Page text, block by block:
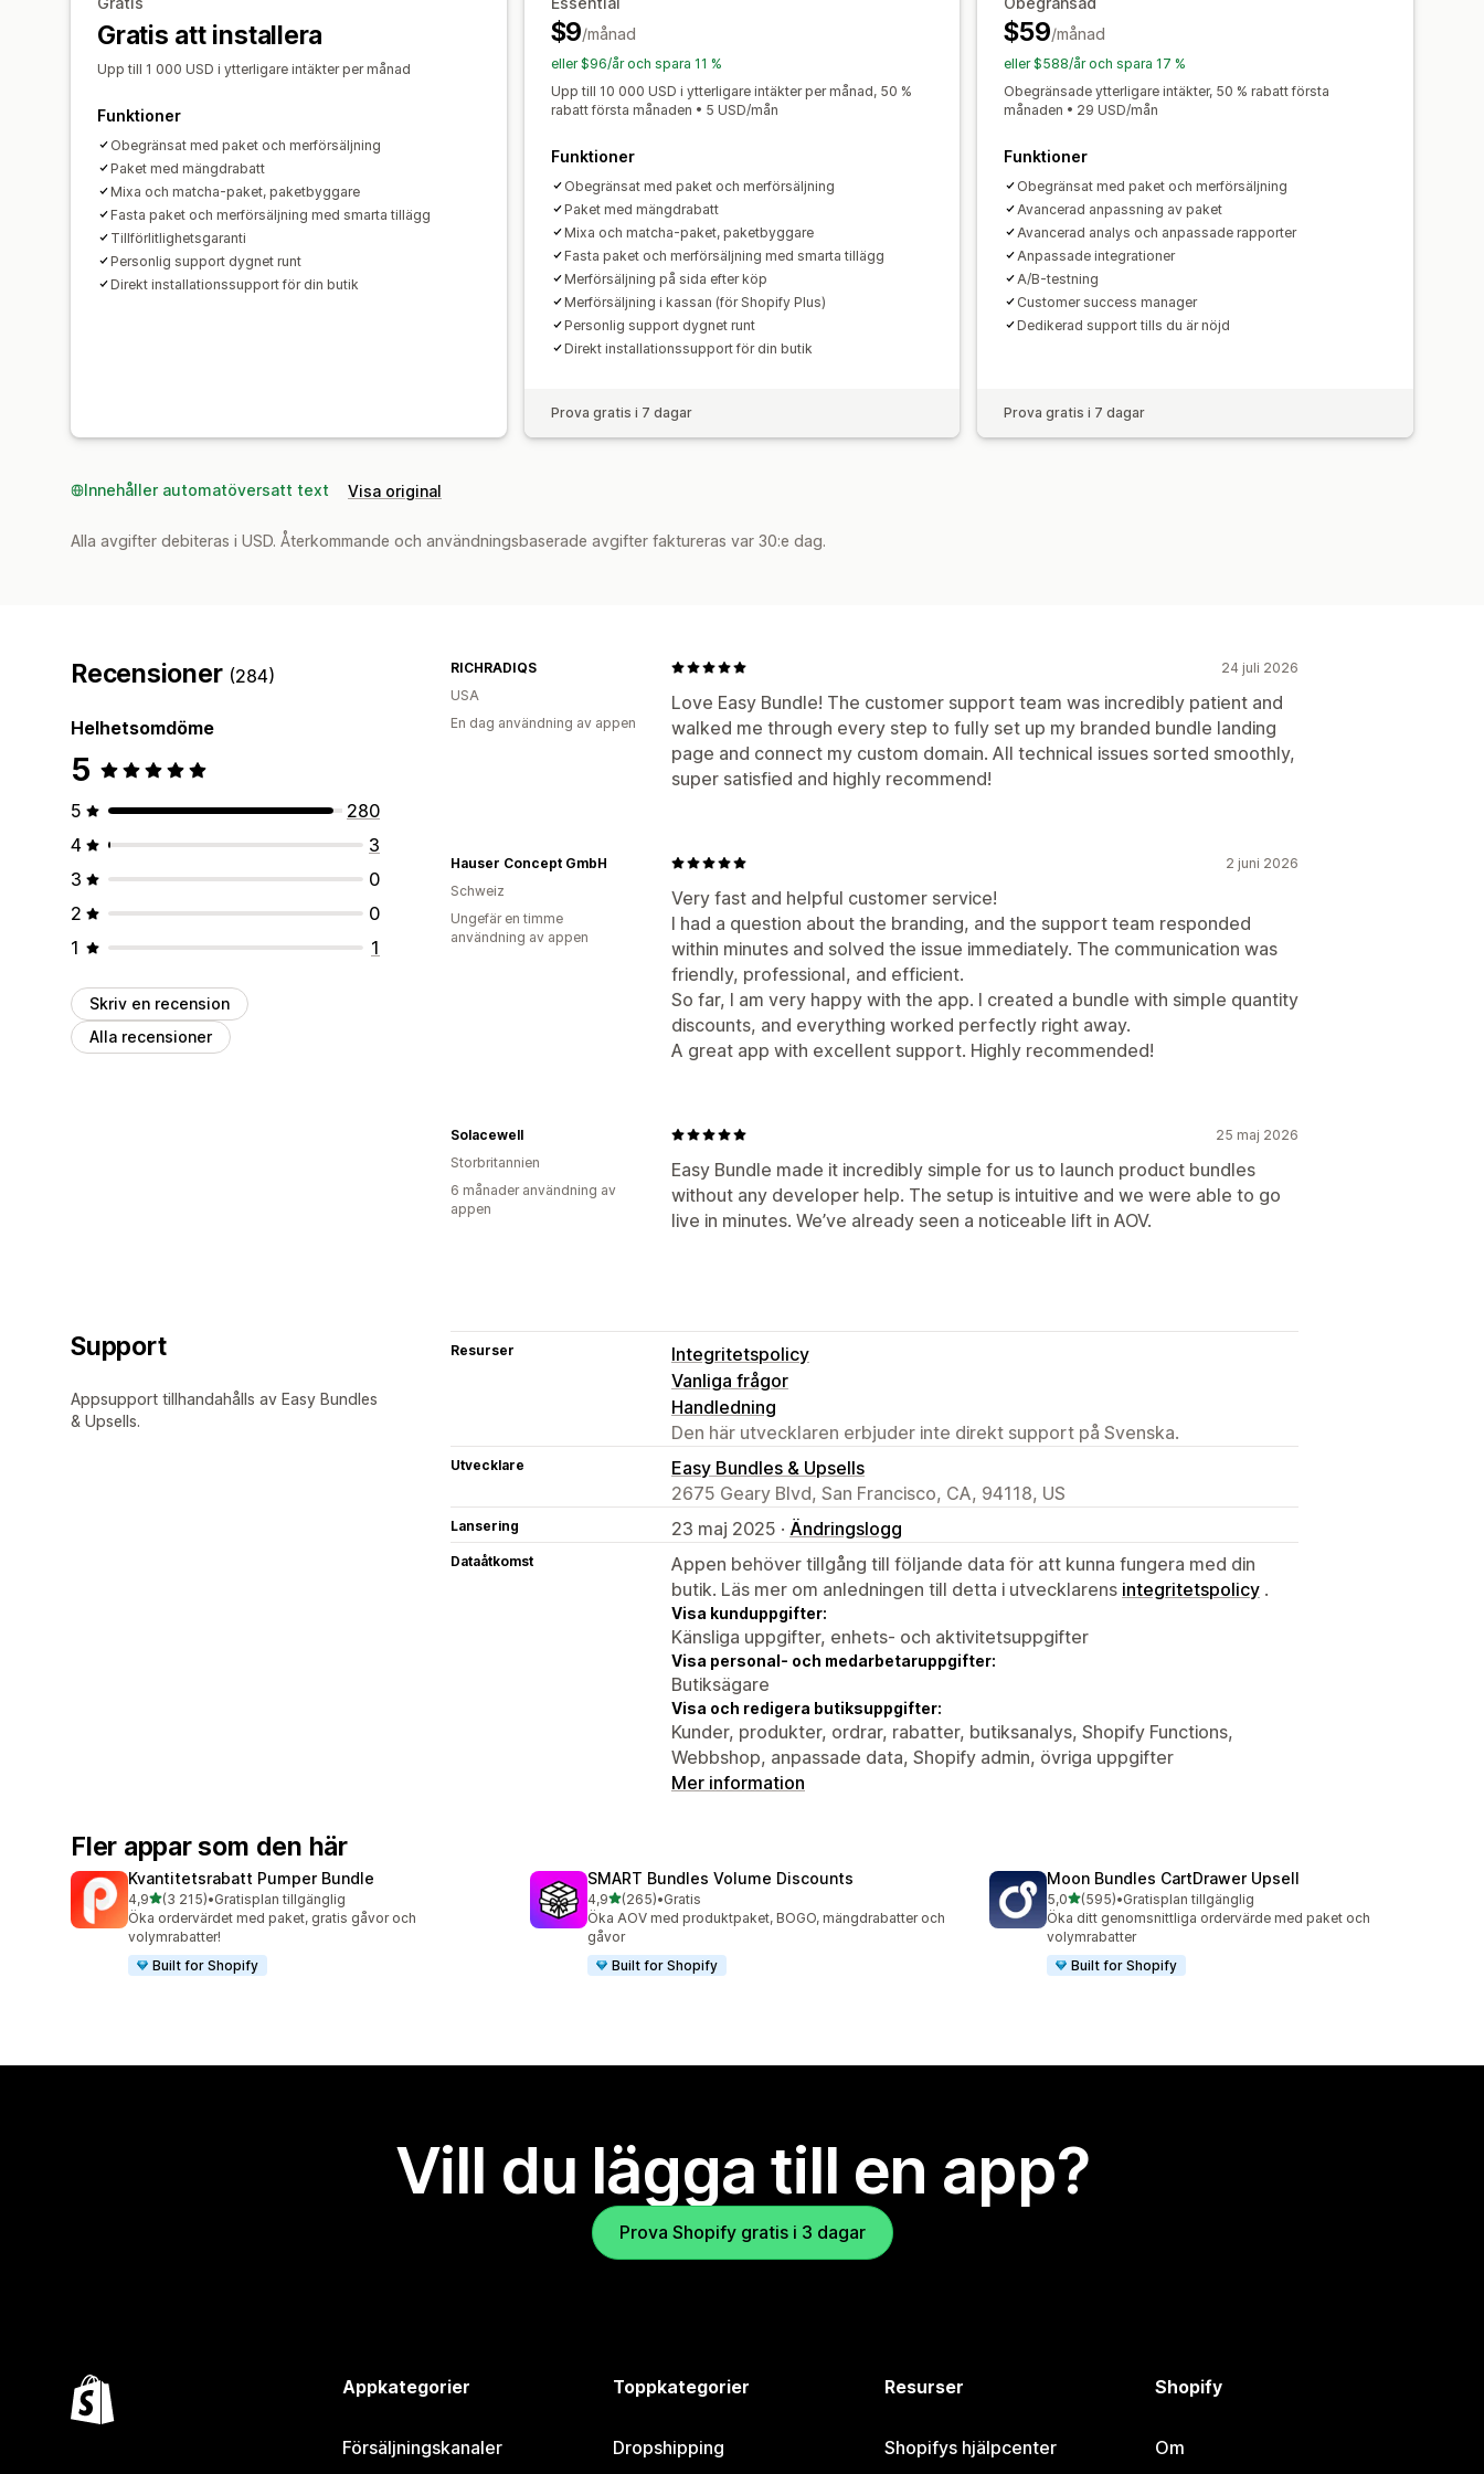
Procentuella rabatter
Köp två, betala för en
Prenumerationer
Prissättning för bulkorder Grossistpriser
Dynamisk prissättning Anpassad prissättning
Mallar
Lokalisering Kampanjer Utlösare och regler
Automatiseringar Spårning Rapportering Analysverktyg A/B-testning
Gratis att installera
Upp till 1 000 USD i ytterligare intäkter per månad
Funktioner
Obegränsat med paket och merförsäljning
Paket med mängdrabatt
Mixa och matcha-paket, paketbyggare
Fasta paket och merförsäljning med smarta tillägg
Tillförlitlighetsgaranti
Personlig support dygnet runt
Direkt installationssupport för din butik
$9/månad
eller $96/år och spara 11 %
Upp till 10 000 USD i ytterligare intäkter per månad, 50 %
rabatt första månaden • 5 USD/mån
Funktioner
Obegränsat med paket och merförsäljning
Paket med mängdrabatt
Mixa och matcha-paket, paketbyggare
Fasta paket och merförsäljning med smarta tillägg
Merförsäljning på sida efter köp
Merförsäljning i kassan (för Shopify Plus)
Personlig support dygnet runt
Direkt installationssupport för din butik
Prova gratis i 7 dagar
$59/månad
eller $588/år och spara 17 %
Obegränsade ytterligare intäkter, 50 % rabatt första
månaden • 29 USD/mån
Funktioner
Obegränsat med paket och merförsäljning
Avancerad anpassning av paket
Avancerad analys och anpassade rapporter
Anpassade integrationer
A/B-testning
Customer success manager
Dedikerad support tills du är nöjd
Prova gratis i 7 dagar
Innehåller automatöversatt text Visa original
Alla avgifter debiteras i USD. Återkommande och användningsbaserade avgifter faktureras var 30:e dag.
Recensioner (284)
Helhetsomdöme
5
5
280
4
3
3
0
2
0
1
1
Skriv en recension
Alla recensioner
24 juli 2026
Love Easy Bundle! The customer support team was incredibly patient and
walked me through every step to fully set up my branded bundle landing
page and connect my custom domain. All technical issues sorted smoothly,
super satisfied and highly recommend!
RICHRADIQS
USA
En dag användning av appen
2 juni 2026
Very fast and helpful customer service!
I had a question about the branding, and the support team responded
within minutes and solved the issue immediately. The communication was
friendly, professional, and efficient.
So far, I am very happy with the app. I created a bundle with simple quantity
discounts, and everything worked perfectly right away.
A great app with excellent support. Highly recommended!
Hauser Concept GmbH
Schweiz
Ungefär en timme
användning av appen
25 maj 2026
Easy Bundle made it incredibly simple for us to launch product bundles
without any developer help. The setup is intuitive and we were able to go
live in minutes. We’ve already seen a noticeable lift in AOV.
Solacewell
Storbritannien
6 månader användning av
appen
Support
Appsupport tillhandahålls av Easy Bundles
& Upsells.
Resurser
Integritetspolicy
Vanliga frågor
Handledning
Den här utvecklaren erbjuder inte direkt support på Svenska.
Utvecklare
Easy Bundles & Upsells
2675 Geary Blvd, San Francisco, CA, 94118, US
Lansering 23 maj 2025 · Ändringslogg
Dataåtkomst
Appen behöver tillgång till följande data för att kunna fungera med din
butik. Läs mer om anledningen till detta i utvecklarens integritetspolicy .
Visa kunduppgifter:
Känsliga uppgifter, enhets- och aktivitetsuppgifter
Visa personal- och medarbetaruppgifter:
Butiksägare
Visa och redigera butiksuppgifter:
Kunder, produkter, ordrar, rabatter, butiksanalys, Shopify Functions,
Webbshop, anpassade data, Shopify admin, övriga uppgifter
Mer information
Fler appar som den här
Kvantitetsrabatt Pumper Bundle
4,9av 5 stjärnor
(3 215)
3215 recensioner totalt
•Gratisplan tillgänglig
Öka ordervärdet med paket, gratis gåvor och
volymrabatter!
Built for Shopify
SMART Bundles Volume Discounts
4,9av 5 stjärnor
(265)
265 recensioner totalt
•Gratis
Öka AOV med produktpaket, BOGO, mängdrabatter och
gåvor
Built for Shopify
Moon Bundles CartDrawer Upsell
5,0av 5 stjärnor
(595)
595 recensioner totalt
•Gratisplan tillgänglig
Öka ditt genomsnittliga ordervärde med paket och
volymrabatter
Built for Shopify
Vill du lägga till en app?
Prova Shopify gratis i 3 dagar
Appkategorier
Försäljningskanaler
Toppkategorier
Dropshipping
Resurser
Shopifys hjälpcenter
Shopify
Om